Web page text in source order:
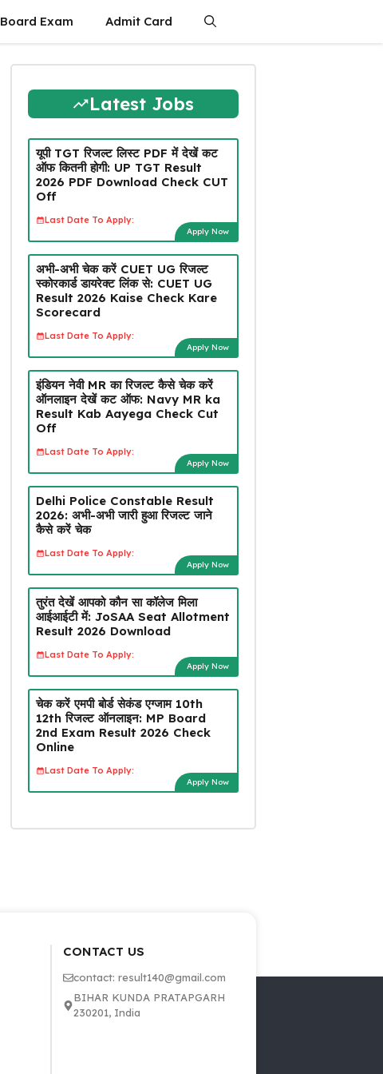
Board Exam Admit Card
Latest Jobs
यूपी TGT रिजल्ट लिस्ट PDF में देखें कट
ऑफ कितनी होगी: UP TGT Result
2026 PDF Download Check CUT
Off
Last Date To Apply:
Apply Now
अभी-अभी चेक करें CUET UG रिजल्ट
स्कोरकार्ड डायरेक्ट लिंक से: CUET UG
Result 2026 Kaise Check Kare
Scorecard
Last Date To Apply:
Apply Now
इंडियन नेवी MR का रिजल्ट कैसे चेक करें
ऑनलाइन देखें कट ऑफ: Navy MR ka
Result Kab Aayega Check Cut
Off
Last Date To Apply:
Apply Now
Delhi Police Constable Result
2026: अभी-अभी जारी हुआ रिजल्ट जाने
कैसे करें चेक
Last Date To Apply:
Apply Now
तुरंत देखें आपको कौन सा कॉलेज मिला
आईआईटी में: JoSAA Seat Allotment
Result 2026 Download
Last Date To Apply:
Apply Now
चेक करें एमपी बोर्ड सेकंड एग्जाम 10th
12th रिजल्ट ऑनलाइन: MP Board
2nd Exam Result 2026 Check
Online
Last Date To Apply:
Apply Now
CONTACT US
contact: result140@gmail.com
BIHAR KUNDA PRATAPGARH
230201, India